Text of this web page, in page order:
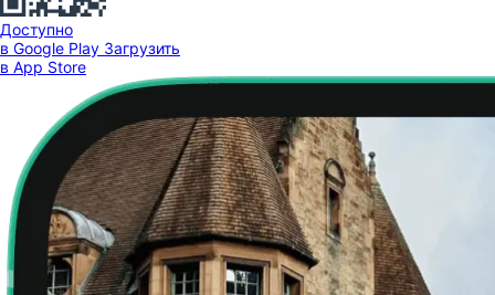
Доступно
в Google Play Загрузить
в App Store